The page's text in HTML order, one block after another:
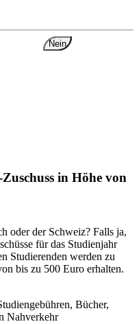
Nein
in Höhe von
oder der Schweiz? Falls ja,
für das Studienjahr
Studierenden werden zu
bis zu 500 Euro erhalten.
Bücher,
Nahverkehr